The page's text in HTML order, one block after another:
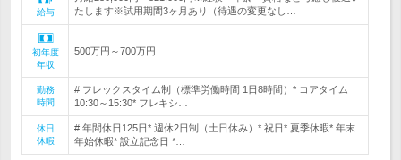
給与
たします※試用期間3ヶ月あり（待遇の変更なし…
初年度
年収
500万円～700万円
勤務
時間
# フレックスタイム制（標準労働時間 1日8時間）* コアタイム
10:30～15:30* フレキシ…
休日
休暇
# 年間休日125日* 週休2日制（土日休み）* 祝日* 夏季休暇* 年末
年始休暇* 設立記念日 *…